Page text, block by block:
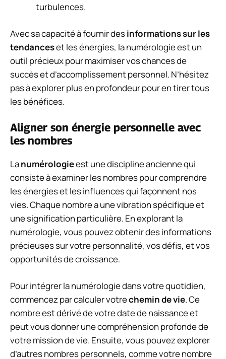
turbulences.
Avec sa capacité à fournir desinformations sur les
tendanceset les énergies, la numérologie est un
outil précieux pour maximiser vos chances de
succès et d’accomplissement personnel. N’hésitez
pas à explorer plus en profondeur pour en tirer tous
les bénéfices.
Aligner son énergie personnelle avec
les nombres
Lanumérologieest une discipline ancienne qui
consiste à examiner les nombres pour comprendre
les énergies et les influences qui façonnent nos
vies. Chaque nombre a une vibration spécifique et
une signification particulière. En explorant la
numérologie, vous pouvez obtenir des informations
précieuses sur votre personnalité, vos défis, et vos
opportunités de croissance.
Pour intégrer la numérologie dans votre quotidien,
commencez par calculer votrechemin de vie. Ce
nombre est dérivé de votre date de naissance et
peut vous donner une compréhension profonde de
votre mission de vie. Ensuite, vous pouvez explorer
d’autres nombres personnels, comme votre nombre